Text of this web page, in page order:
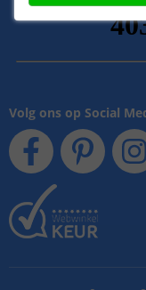
Volg ons op Social